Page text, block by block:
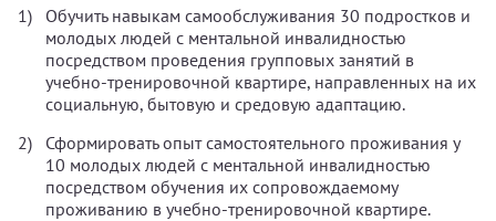
Обучить навыкам самообслуживания 30 подростков и
молодых людей с ментальной инвалидностью
посредством проведения групповых занятий в
учебно-тренировочной квартире, направленных на их
социальную, бытовую и средовую адаптацию.
Сформировать опыт самостоятельного проживания у
10 молодых людей с ментальной инвалидностью
посредством обучения их сопровождаемому
проживанию в учебно-тренировочной квартире.